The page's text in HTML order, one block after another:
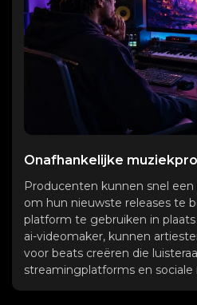
Onafhankelijke
Producenten kunnen snel
om hun nieuwste releases te
platform te gebruiken in
ai-videomaker, kunnen
voor beats creëren die
streamingplatforms en sociale